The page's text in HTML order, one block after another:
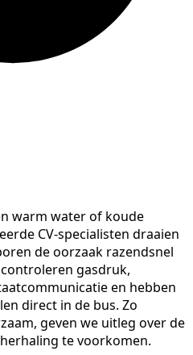
warm water of koude
CV-specialisten draaien
de oorzaak razendsnel
gasdruk,
en hebben
direct in de bus. Zo
geven we uitleg over de
te voorkomen.